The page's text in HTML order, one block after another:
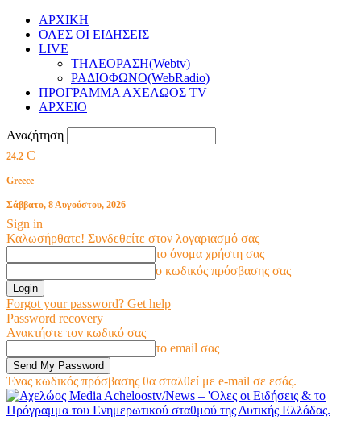
ΑΡΧΙΚΗ
ΟΛΕΣ ΟΙ ΕΙΔΗΣΕΙΣ
LIVE
ΤΗΛΕΟΡΑΣΗ(Webtv)
ΡΑΔΙΟΦΩΝΟ(WebRadio)
ΠΡΟΓΡΑΜΜΑ ΑΧΕΛΩΟΣ TV
ΑΡΧΕΙΟ
Αναζήτηση
24.2 C
Greece
Σάββατο, 8 Αυγούστου, 2026
Sign in
Καλωσήρθατε! Συνδεθείτε στον λογαριασμό σας
το όνομα χρήστη σας
ο κωδικός πρόσβασης σας
Forgot your password? Get help
Password recovery
Ανακτήστε τον κωδικό σας
το email σας
Ένας κωδικός πρόσβασης θα σταλθεί με e-mail σε εσάς.
Acheloostv/News – 'Ολες οι Ειδήσεις & το
Πρόγραμμα του Ενημερωτικού σταθμού της Δυτικής Ελλάδας.